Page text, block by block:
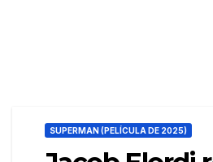
SUPERMAN (PELÍCULA DE 2025)